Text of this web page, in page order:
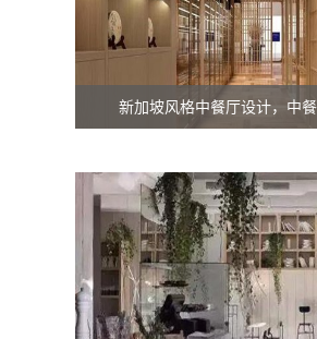
新加坡风格中餐厅设计，中